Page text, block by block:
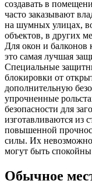
создавать в
часто заказывают
на шумных улицах,
объектов, в других
Для окон и балконов
это самая лучшая
Специальные
блокировки от
дополнительную
упрочненные
безопасности для
изготавливаются из
повышенной
силы. Их
могут быть
Обычное